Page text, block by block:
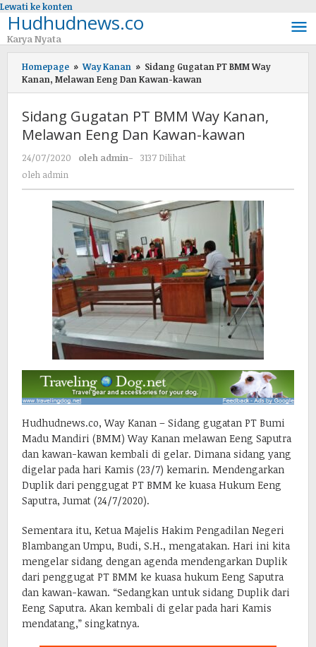
Lewati ke konten
Hudhudnews.co
Karya Nyata
Homepage » Way Kanan » Sidang Gugatan PT BMM Way
Kanan, Melawan Eeng Dan Kawan-kawan
Sidang Gugatan PT BMM Way Kanan,
Melawan Eeng Dan Kawan-kawan
24/07/2020 oleh admin-
3137 Dilihat
oleh admin
Hudhudnews.co, Way Kanan – Sidang gugatan PT Bumi
Madu Mandiri (BMM) Way Kanan melawan Eeng Saputra
dan kawan-kawan kembali di gelar. Dimana sidang yang
digelar pada hari Kamis (23/7) kemarin. Mendengarkan
Duplik dari penggugat PT BMM ke kuasa Hukum Eeng
Saputra, Jumat (24/7/2020).
Sementara itu, Ketua Majelis Hakim Pengadilan Negeri
Blambangan Umpu, Budi, S.H., mengatakan. Hari ini kita
mengelar sidang dengan agenda mendengarkan Duplik
dari penggugat PT BMM ke kuasa hukum Eeng Saputra
dan kawan-kawan. “Sedangkan untuk sidang Duplik dari
Eeng Saputra. Akan kembali di gelar pada hari Kamis
mendatang,” singkatnya.